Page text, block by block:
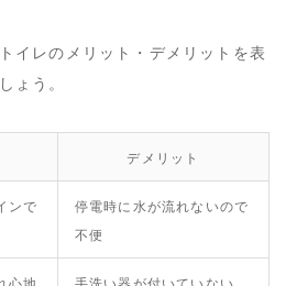
イレのメリット・デメリットを表
ょう。
デメリット
ンで
停電時に水が流れないので
不便